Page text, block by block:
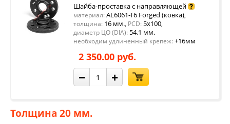
Шайба-проставка с направляющей
материал: AL6061-T6 Forged (ковка),
толщина: 16 мм., PCD: 5x100,
диаметр ЦО (DIA): 54,1 мм.
необходим удлиненный крепеж: +16мм
2 350.00 руб.
− +
Толщина 20 мм.